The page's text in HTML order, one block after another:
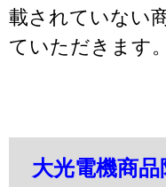
載されていない
ていただきます。
大光電機商